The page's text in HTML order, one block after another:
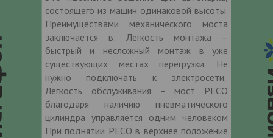
состоящего из машин одинаковой высоты.
Преимуществами механического моста
заключается в: Легкость монтажа –
быстрый и несложный монтаж в уже
существующих местах перегрузки. Не
нужно подключать к электросети.
Легкость обслуживания – мост PECO
благодаря наличию пневматического
цилиндра управляется одним человеком
При поднятии PECO в верхнее положение